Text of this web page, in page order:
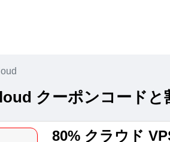
クーポンコードと
80% クラウド